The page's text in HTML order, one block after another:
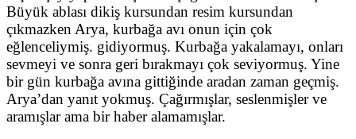
Büyük ablası dikiş kursundan resim kursundan
çıkmazken Arya, kurbağa avı onun için çok
eğlenceliymiş. gidiyormuş. Kurbağa yakalamayı, onları
sevmeyi ve sonra geri bırakmayı çok seviyormuş. Yine
bir gün kurbağa avına gittiğinde aradan zaman geçmiş.
Arya’dan yanıt yokmuş. Çağırmışlar, seslenmişler ve
aramışlar ama bir haber alamamışlar.